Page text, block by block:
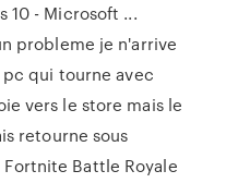
10 - Microsoft ...
probleme je n'arrive
qui tourne avec
vers le store mais le
retourne sous
Battle Royale